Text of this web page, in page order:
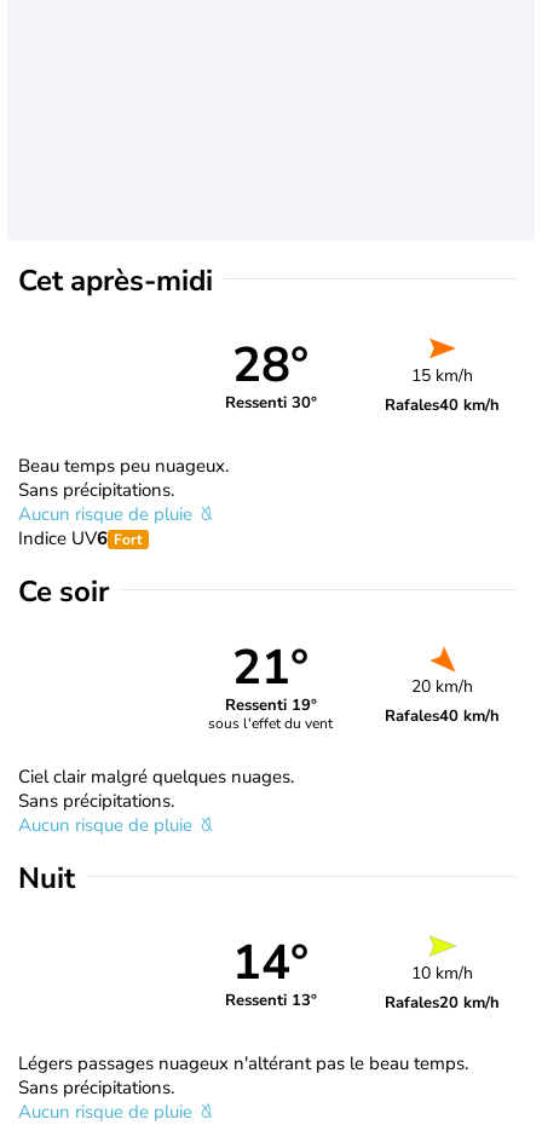
Cet après-midi
28°
Ressenti 30°
15 km/h
Rafales40 km/h
Beau temps peu nuageux.
Sans précipitations.
Aucun risque de pluie
Indice UV6 Fort
Ce soir
21°
Ressenti 19°
sous l'effet du vent
20 km/h
Rafales40 km/h
Ciel clair malgré quelques nuages.
Sans précipitations.
Aucun risque de pluie
Nuit
14°
Ressenti 13°
10 km/h
Rafales20 km/h
Légers passages nuageux n'altérant pas le beau temps.
Sans précipitations.
Aucun risque de pluie